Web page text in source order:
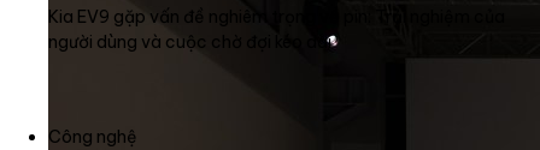
Kia EV9 gặp vấn đề nghiêm trọng về pin: Trải nghiệm của
người dùng và cuộc chờ đợi kéo dài
Công nghệ